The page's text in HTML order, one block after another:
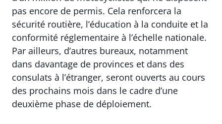
pas encore de permis. Cela renforcera la
sécurité routière, l’éducation à la conduite et la
conformité réglementaire à l’échelle nationale.
Par ailleurs, d’autres bureaux, notamment
dans davantage de provinces et dans des
consulats à l’étranger, seront ouverts au cours
des prochains mois dans le cadre d’une
deuxième phase de déploiement.